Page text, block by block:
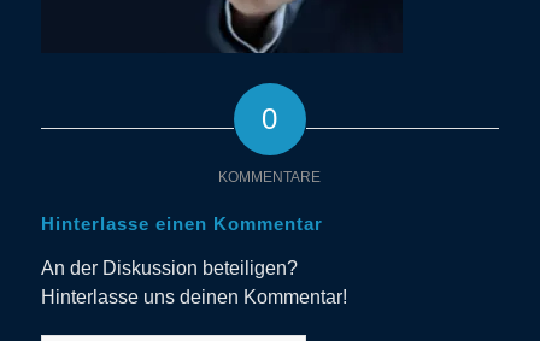
0
KOMMENTARE
Hinterlasse einen Kommentar
An der Diskussion beteiligen?
Hinterlasse uns deinen Kommentar!